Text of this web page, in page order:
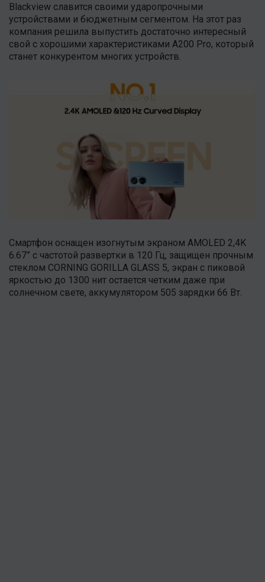
Blackview славится своими ударопрочными
устройствами и бюджетным сегментом. На этот раз
компания решила выпустить достаточно интересный
свой с хорошими характеристиками A200 Pro, который
станет конкурентом многих устройств.
Смартфон оснащен изогнутым экраном AMOLED 2,4K
6.67” с частотой развертки в 120 Гц, защищен прочным
стеклом CORNING GORILLA GLASS 5, экран с пиковой
яркостью до 1300 нит остается четким даже при
солнечном свете, аккумулятором 505 зарядки 66 Вт.